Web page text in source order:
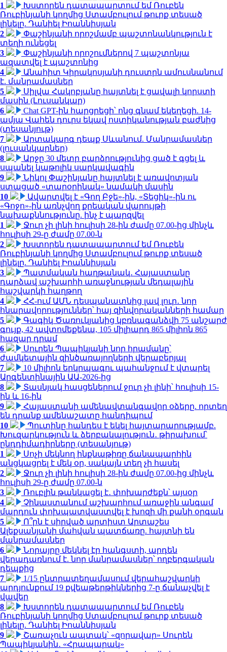
1
Խստորեն դատապարտում եմ Ռուբեն
Ռուբինյանի կողմից Ստամբուլում թուրք տեսած
լինելը. Դանիել Իոաննիսյան
2
Փաշինյանի որոշմամբ պաշտոնանկություն է
տեղի ունեցել
3
Փաշինյանի որոշումներով 7 պաշտոնյա
ազատվել է պաշտոնից
4
Անահիտ Կիրակոսյանի դուստրն ամուսնանում
է. մանրամասներ
5
Սիլվա Հակոբյանը հայտնել է ցավալի կորստի
մասին (Լուսանկար)
6
Chat GPT-ին հարցրեցի՝ ոնց գնամ եկեղեցի. 14-
ամյա Վահեն դուրս եկավ ոստիկանության բաժնից
(տեսանյութ)
7
Արտակարգ դեպք Սևանում. Մանրամասներ
(լուսանկարներ)
8
Արջը 30 մետր բարձրությունից ցած է գցել և
սպանել կաթոլիկ սարկավագին
9
Նիկոլ Փաշինյանը հայտնել է առավոտյան
ստացած «տարօրինակ» նամակի մասին
10
Ավարտվել է «Գող Բջե»-ին, «Տեցիկ»-ին ու
«Գոջո»-ին առնչվող քրեական վարույթի
նախաքննությունը. ինչ է պարզվել
1
Ջուր չի լինի հուլիսի 28-ին ժամը 07.00-ից մինչև
հուլիսի 29-ը ժամը 07.00-ն
2
Խստորեն դատապարտում եմ Ռուբեն
Ռուբինյանի կողմից Ստամբուլում թուրք տեսած
լինելը. Դանիել Իոաննիսյան
3
Պատմական հաղթանակ․ Հայաստանը
դարձավ աշխարհի առաջնության մեդալային
հաշվարկի հաղթող
4
ՀՀ-ում ԱՄՆ դեսպանատնից լավ լուր․ նոր
հնարավորություններ՝ հայ զինվորականների համար
5
Գագիկ Ծառուկյանից կբռնագանձվի 75 անշարժ
գույք, 42 ավտոմեքենա, 105 միլիարդ 865 միլիոն 865
հազար դրամ
6
Սուրեն Պապիկյանի նոր հրամանը՝
ժամկետային զինծառայողների վերաբերյալ
7
10 միլիոն երկրպագու պահանջում է վտարել
Արգենտինային ԱԱ-2026-ից
8
Տասնյակ հասցեներում ջուր չի լինի՝ հուլիսի 15-
ին և 16-ին
9
Հայաստանի ամենավտանգավոր օձերը. որտեղ
են դրանք ամենաշատը հանդիպում
10
Պուտինը հանդես է եկել հայտարարությամբ.
Խուզարկություն և ձերբակալություն․ թիրախում՝
ընդդիմադիրները (տեսանյութ)
1
Սոչի մեկնող ինքնաթիռը ճանապարհին
անցկացրել է մեկ օր, սակայն տեղ չի հասել
2
Ջուր չի լինի հուլիսի 28-ին ժամը 07.00-ից մինչև
հուլիսի 29-ը ժամը 07.00-ն
3
Ռուբլին թանկացել է․ փոխարժեքն՝ այսօր
4
Չինաստանում աշխարհում առաջին անգամ
մարդուն փոխպատվաստվել է խոզի մի քանի օրգան
5
Ո՞րն է սիրված արտիստ Արտաշես
Ալեքսանյանի մահվան պատճառը. հայտնի են
մանրամասներ
6
Նորայրը մեկնել էր հանգստի, արդեն
վերադառնում է. նոր մանրամասներ՝ ողբերգական
դեպքից
7
1/15 ընտրատեղամասում վերահաշվարկի
արդյունքում 19 քվեաթերթիկներից 7-ը ճանաչվել է
վավեր
8
Խստորեն դատապարտում եմ Ռուբեն
Ռուբինյանի կողմից Ստամբուլում թուրք տեսած
լինելը. Դանիել Իոաննիսյան
9
Շառաչուն ապտակ՝ «զորավար» Սուրեն
Պապիկյանին․ «Հրապարակ»